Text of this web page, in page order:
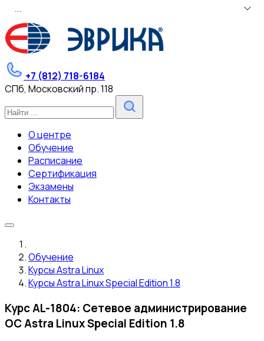
...
+7 (812) 718-6184
СПб, Московский пр. 118
О центре
Обучение
Расписание
Сертификация
Экзамены
Контакты
Обучение
Курсы Astra Linux
Курсы Astra Linux Special Edition 1.8
Курс AL-1804: Сетевое администрирование
ОС Astra Linux Special Edition 1.8